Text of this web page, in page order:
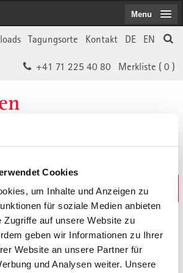
Cookies
um Inhalte und Anzeigen zu
für soziale Medien anbieten
Zugriffe auf unsere Website zu
geben wir Informationen zu Ihrer
Website an unsere Partner für
und Analysen weiter. Unsere
EN
DE
Kontakt
Tagungsorte
Merkliste ( 0 )
+41 71 225 40 80
School
Weiterbildungs-Suche
In 30 Sekunden das Passende finden
Menu
gesuchte Inhalt ist